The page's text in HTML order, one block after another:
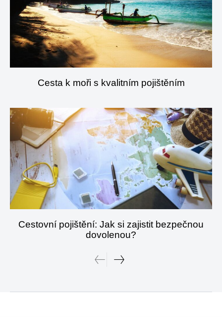
Cesta k moři s kvalitním pojištěním
Cestovní pojištění: Jak si zajistit bezpečnou
dovolenou?